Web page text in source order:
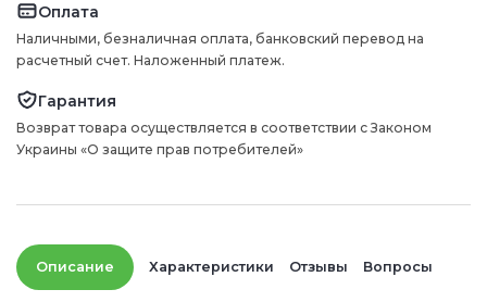
Оплата
Наличными, безналичная оплата, банковский перевод на
расчетный счет. Наложенный платеж.
Гарантия
Возврат товара осуществляется в соответствии с Законом
Украины «О защите прав потребителей»
Описание Характеристики Отзывы Вопросы